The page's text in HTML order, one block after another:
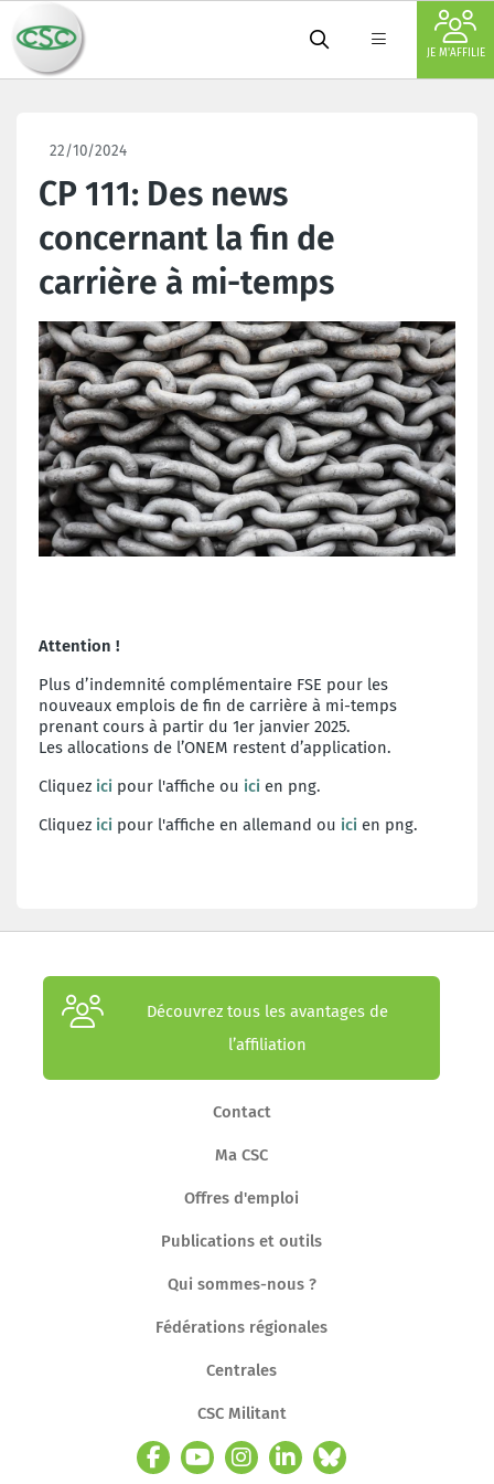
JE M'AFFILIE
22/10/2024
CP 111: Des news
concernant la fin de
carrière à mi-temps
Attention !
Plus d’indemnité complémentaire FSE pour les
nouveaux emplois de fin de carrière à mi-temps
prenant cours à partir du 1er janvier 2025.
Les allocations de l’ONEM restent d’application.
Cliquez ici pour l'affiche ou ici en png.
Cliquez ici pour l'affiche en allemand ou ici en png.
Découvrez tous les avantages de
l’affiliation
Contact
Ma CSC
Offres d'emploi
Publications et outils
Qui sommes-nous ?
Fédérations régionales
Centrales
CSC Militant